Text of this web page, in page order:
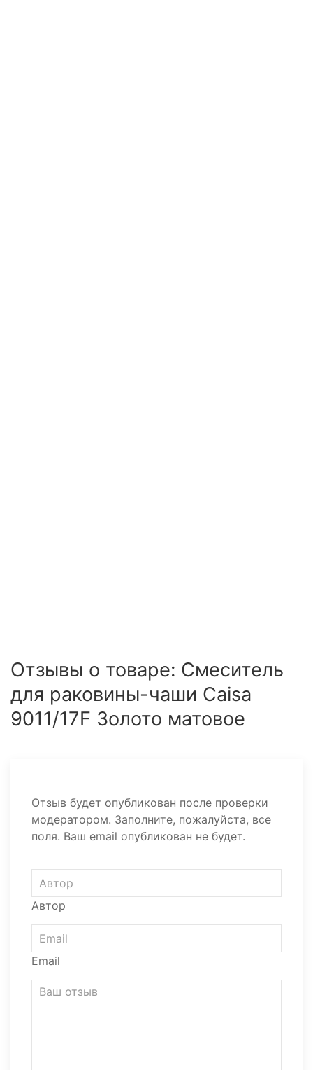
Отзывы о товаре: Смеситель
для раковины-чаши Caisa
9011/17F Золото матовое
Отзыв будет опубликован после проверки
модератором. Заполните, пожалуйста, все
поля. Ваш email опубликован не будет.
Автор
Email